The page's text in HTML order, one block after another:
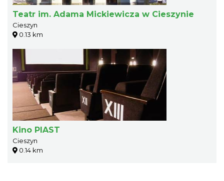
Teatr im. Adama Mickiewicza w Cieszynie
Cieszyn
0.13 km
Kino PIAST
Cieszyn
0.14 km